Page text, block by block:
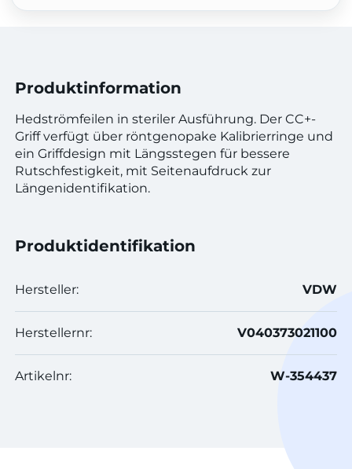
Produktinformation
Hedströmfeilen in steriler Ausführung. Der CC+-
Griff verfügt über röntgenopake Kalibrierringe und
ein Griffdesign mit Längsstegen für bessere
Rutschfestigkeit, mit Seitenaufdruck zur
Längenidentifikation.
Produktidentifikation
Hersteller: VDW
Herstellernr: V040373021100
Artikelnr: W-354437